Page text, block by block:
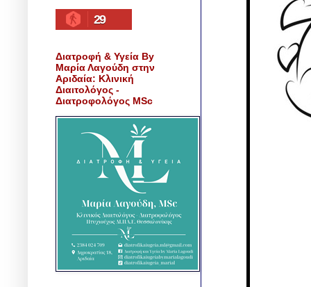
29
Διατροφή & Υγεία By
Μαρία Λαγούδη στην
Αριδαία: Κλινική
Διαιτολόγος -
Διατροφολόγος MSc